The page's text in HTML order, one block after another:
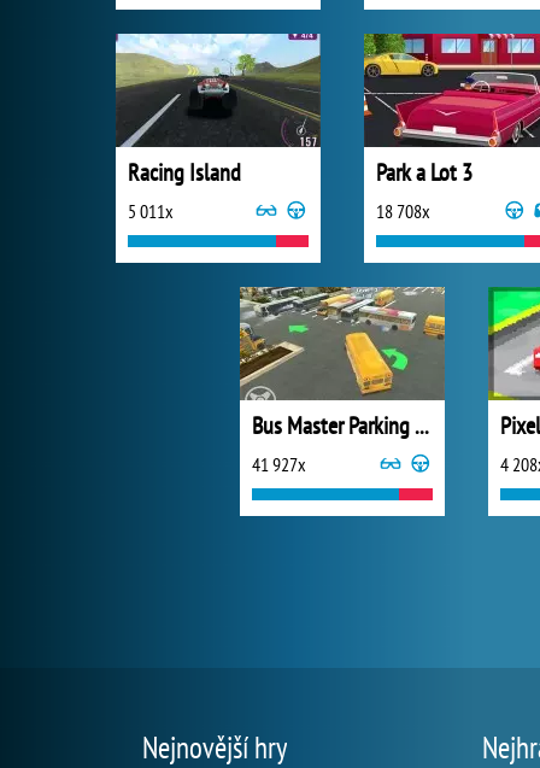
Racing Island
5 011x
Park a Lot 3
18 708x
Bus Master Parking 3D
41 927x 4
Nejnovější hry